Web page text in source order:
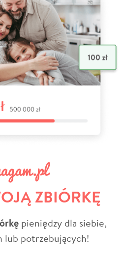
ZBIÓRKĘ
pieniędzy dla siebie,
lub potrzebujących!